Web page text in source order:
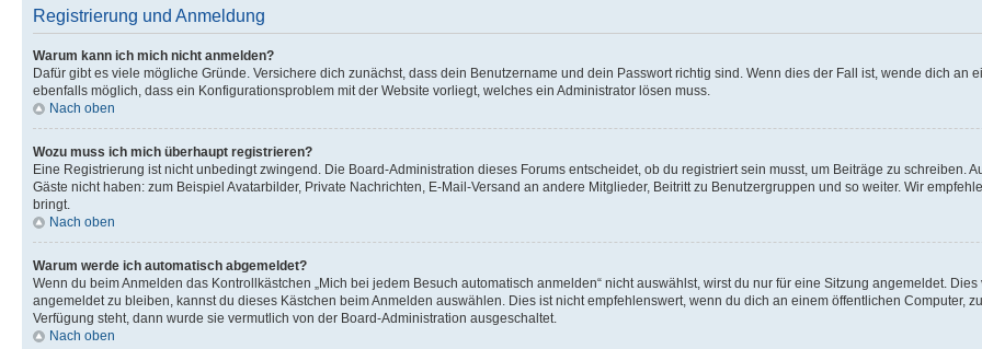
Registrierung und Anmeldung
Warum kann ich mich nicht anmelden?
Dafür gibt es viele mögliche Gründe. Versichere dich zunächst, dass dein Benutzername und dein Passwort richtig sind. Wenn dies der Fall ist, wende dich an
ebenfalls möglich, dass ein Konfigurationsproblem mit der Website vorliegt, welches ein Administrator lösen muss.
Nach oben
Wozu muss ich mich überhaupt registrieren?
Eine Registrierung ist nicht unbedingt zwingend. Die Board-Administration dieses Forums entscheidet, ob du registriert sein musst, um Beiträge zu schreiben.
Gäste nicht haben: zum Beispiel Avatarbilder, Private Nachrichten, E-Mail-Versand an andere Mitglieder, Beitritt zu Benutzergruppen und so weiter. Wir
bringt.
Nach oben
Warum werde ich automatisch abgemeldet?
Wenn du beim Anmelden das Kontrollkästchen „Mich bei jedem Besuch automatisch anmelden“ nicht auswählst, wirst du nur für eine Sitzung angemeldet.
angemeldet zu bleiben, kannst du dieses Kästchen beim Anmelden auswählen. Dies ist nicht empfehlenswert, wenn du dich an einem öffentlichen Computer,
Verfügung steht, dann wurde sie vermutlich von der Board-Administration ausgeschaltet.
Nach oben